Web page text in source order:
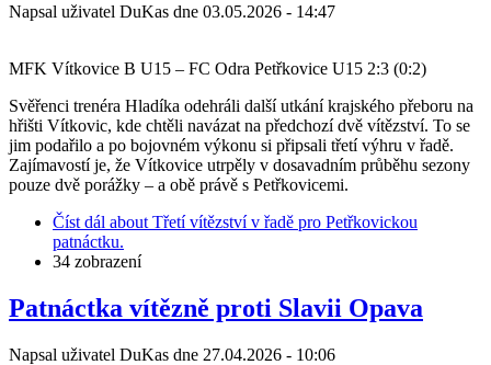
Napsal uživatel DuKas dne 03.05.2026 - 14:47
MFK Vítkovice B U15 – FC Odra Petřkovice U15 2:3 (0:2)
Svěřenci trenéra Hladíka odehráli další utkání krajského přeboru na
hřišti Vítkovic, kde chtěli navázat na předchozí dvě vítězství. To se
jim podařilo a po bojovném výkonu si připsali třetí výhru v řadě.
Zajímavostí je, že Vítkovice utrpěly v dosavadním průběhu sezony
pouze dvě porážky – a obě právě s Petřkovicemi.
Číst dál about Třetí vítězství v řadě pro Petřkovickou
patnáctku.
34 zobrazení
Patnáctka vítězně proti Slavii Opava
Napsal uživatel DuKas dne 27.04.2026 - 10:06